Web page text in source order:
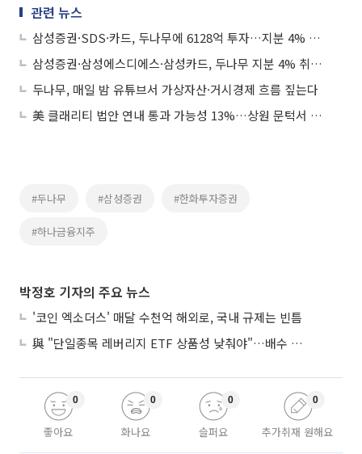
관련 뉴스
삼성증권·SDS·카드, 두나무에 6128억 투자…지분 4% 취득
삼성증권·삼성에스디에스·삼성카드, 두나무 지분 4% 취득⋯“신규 사업기회 창출”
두나무, 매일 밤 유튜브서 가상자산·거시경제 흐름 짚는다
美 클래리티 법안 연내 통과 가능성 13%…상원 문턱서 제동
#두나무 #삼성증권 #한화투자증권
#하나금융지주
박정호 기자의 주요 뉴스
'코인 엑소더스' 매달 수천억 해외로, 국내 규제는 빈틈
與 "단일종목 레버리지 ETF 상품성 낮춰야"…배수 조정안도 거론
좋아요
0
화나요
0
슬퍼요
0
추가취재 원해요
0